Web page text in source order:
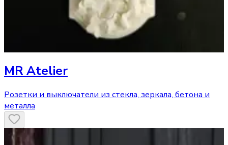
MR Atelier
Розетки и выключатели из стекла, зеркала, бетона и
металла